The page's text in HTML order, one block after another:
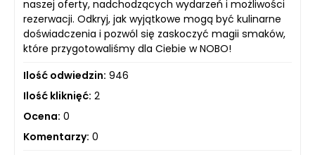
naszej oferty, nadchodzących wydarzeń i możliwości
rezerwacji. Odkryj, jak wyjątkowe mogą być kulinarne
doświadczenia i pozwól się zaskoczyć magii smaków,
które przygotowaliśmy dla Ciebie w NOBO!
Ilość odwiedzin: 946
Ilość kliknięć: 2
Ocena: 0
Komentarzy: 0